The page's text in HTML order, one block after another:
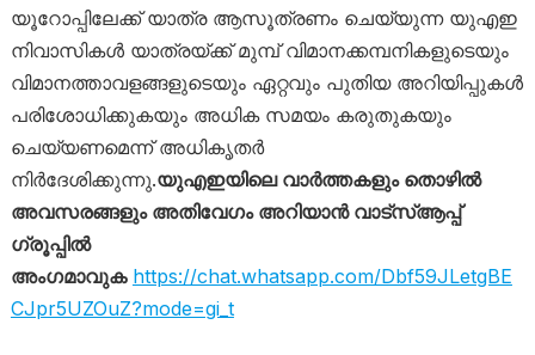
യൂറോപ്പിലേക്ക് യാത്ര ആസൂത്രണം ചെയ്യുന്ന യുഎഇ
നിവാസികൾ യാത്രയ്ക്ക് മുമ്പ് വിമാനക്കമ്പനികളുടെയും
വിമാനത്താവളങ്ങളുടെയും ഏറ്റവും പുതിയ അറിയിപ്പുകൾ
പരിശോധിക്കുകയും അധിക സമയം കരുതുകയും
ചെയ്യണമെന്ന് അധികൃതർ
നിർദേശിക്കുന്നു.യുഎഇയിലെ വാർത്തകളും തൊഴിൽ
അവസരങ്ങളും അതിവേഗം അറിയാൻ വാട്സ്ആപ്പ്
ഗ്രൂപ്പിൽ
അംഗമാവുക https://chat.whatsapp.com/Dbf59JLetgBE
CJpr5UZOuZ?mode=gi_t